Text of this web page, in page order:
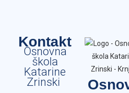
Kontakt
Osnovna
škola
Katarine
Zrinski